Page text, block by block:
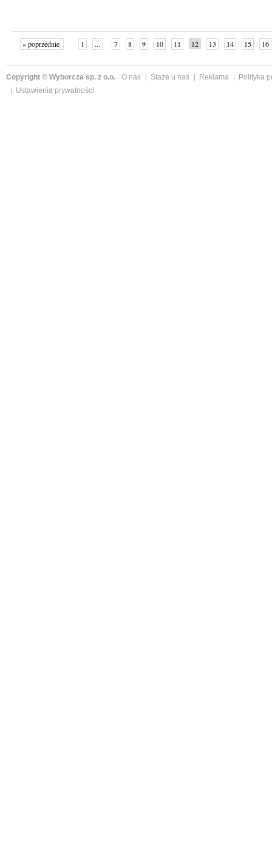
« poprzednie 1 ... 7 8 9 10 11 12 13 14 15 16
Copyright © Wyborcza sp. z o.o. O nas Staże u nas Reklama
Polityka
Ustawienia prywatności